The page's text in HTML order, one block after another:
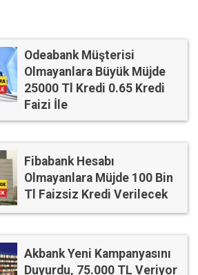
Odeabank Müşterisi
Olmayanlara Büyük Müjde
25000 Tl Kredi 0.65 Kredi
Faizi İle
Fibabank Hesabı
Olmayanlara Müjde 100 Bin
Tl Faizsiz Kredi Verilecek
Akbank Yeni Kampanyasını
Duyurdu, 75.000 TL Veriyor